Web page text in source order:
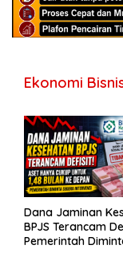
Ekonomi
Dana Jaminan
BPJS Terancam
Pemerintah